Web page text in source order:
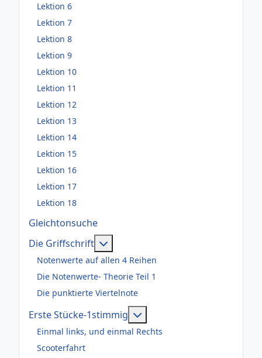
Lektion 6
Lektion 7
Lektion 8
Lektion 9
Lektion 10
Lektion 11
Lektion 12
Lektion 13
Lektion 14
Lektion 15
Lektion 16
Lektion 17
Lektion 18
Gleichtonsuche
Die Griffschrift
Notenwerte auf allen 4 Reihen
Die Notenwerte- Theorie Teil 1
Die punktierte Viertelnote
Erste Stücke-1stimmig
Einmal links, und einmal Rechts
Scooterfahrt